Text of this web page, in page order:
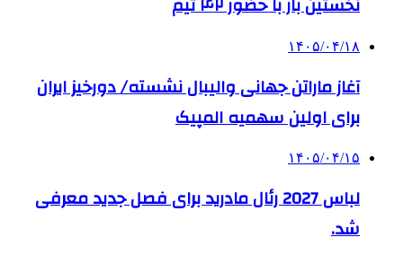
۱۴۰۵/۰۴/۱۸
آغاز ماراتن جهانی والیبال نشسته/ دورخیز ایران
برای اولین سهمیه المپیک
۱۴۰۵/۰۴/۱۵
لباس 2027 رئال مادرید برای فصل جدید معرفی
شد.